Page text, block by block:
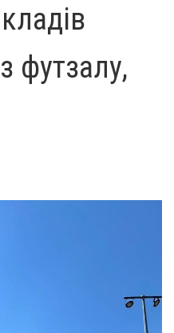
футзалу,